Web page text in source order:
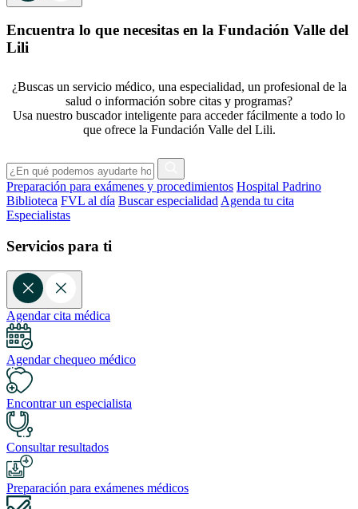
Encuentra lo que necesitas en la Fundación Valle del
Lili
¿Buscas un servicio médico, una especialidad, un profesional de la
salud o información sobre citas y programas?
Usa nuestro buscador inteligente para acceder fácilmente a todo lo
que ofrece la Fundación Valle del Lili.
Preparación para exámenes y procedimientos Hospital Padrino
Biblioteca FVL al día Buscar especialidad Agenda tu cita
Especialistas
Servicios para ti
Agendar cita médica
Agendar chequeo médico
Encontrar un especialista
Consultar resultados
Preparación para exámenes médicos